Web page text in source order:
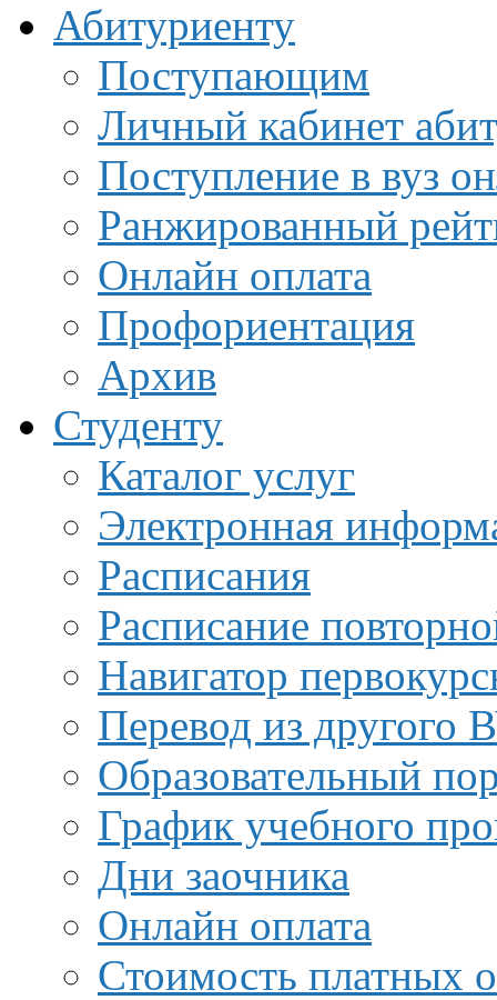
Абитуриенту
Поступающим
Личный кабинет
Поступление в вуз
Ранжированный
Онлайн оплата
Профориентация
Архив
Студенту
Каталог услуг
Электронная
Расписания
Расписание
Навигатор
Перевод из другого
Образовательный
График учебного
Дни заочника
Онлайн оплата
Стоимость платных